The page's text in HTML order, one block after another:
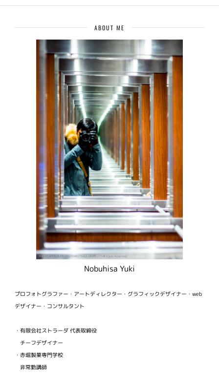
ABOUT ME
Nobuhisa Yuki
プロフォトグラファー・アートディレクター・グラフィックデザイナー・web
デザイナー・コンサルタント
・有限会社ストラーダ 代表取締役
チーフデザイナー
・赤堀製菓専門学校
非常勤講師